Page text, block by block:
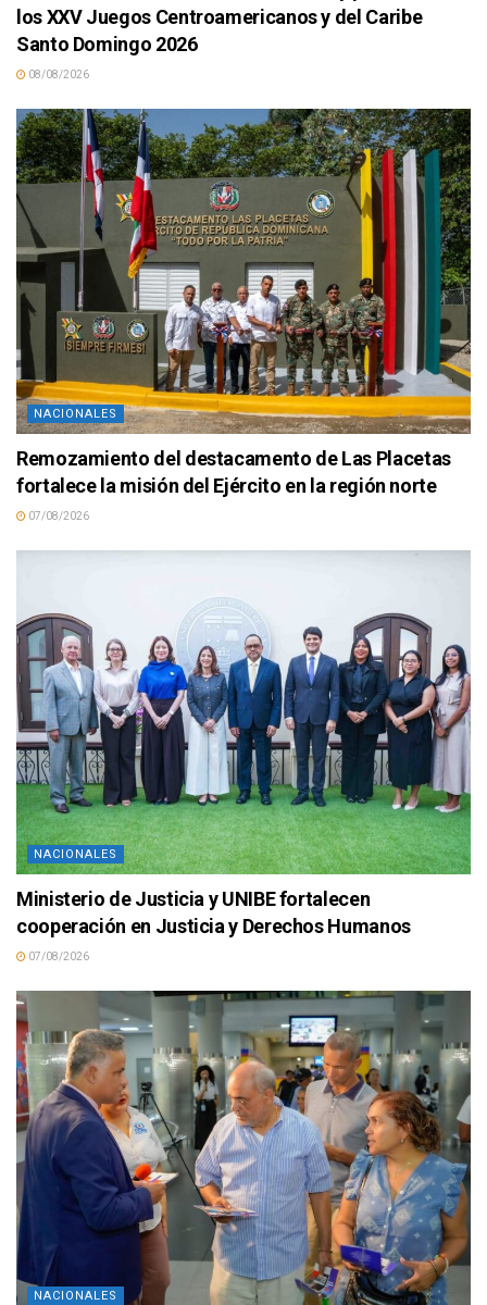
los XXV Juegos Centroamericanos y del Caribe
Santo Domingo 2026
08/08/2026
NACIONALES
Remozamiento del destacamento de Las Placetas
fortalece la misión del Ejército en la región norte
07/08/2026
NACIONALES
Ministerio de Justicia y UNIBE fortalecen
cooperación en Justicia y Derechos Humanos
07/08/2026
NACIONALES